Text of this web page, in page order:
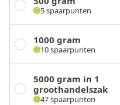
5 spaarpunten
1000 gram
10 spaarpunten
5000 gram in 1
groothandelszak
47 spaarpunten